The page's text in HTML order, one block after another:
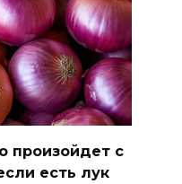
произойдет с
есть лук